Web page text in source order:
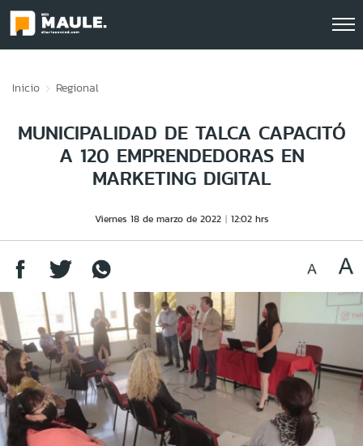
Inicio Regional
MUNICIPALIDAD DE TALCA CAPACITÓ
A 120 EMPRENDEDORAS EN
MARKETING DIGITAL
Viernes 18 de marzo de 2022 12:02 hrs